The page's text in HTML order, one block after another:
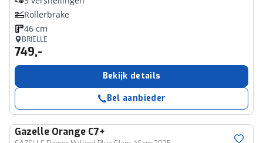
Rollerbrake
46 cm
BRIELLE
749,-
Bekijk details
Bel aanbieder
Gazelle Orange C7+